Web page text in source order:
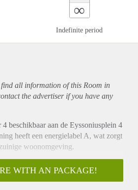
∞
Indefinite period
all information of this Room in
the advertiser if you have any
beschikbaar aan de Eyssoniusplein 4
heeft een energielabel A, wat zorgt
woonomgeving.
van Groningen. Binnen
ben je in het stadscentrum, waar je een
WITH AN PACKAGE!